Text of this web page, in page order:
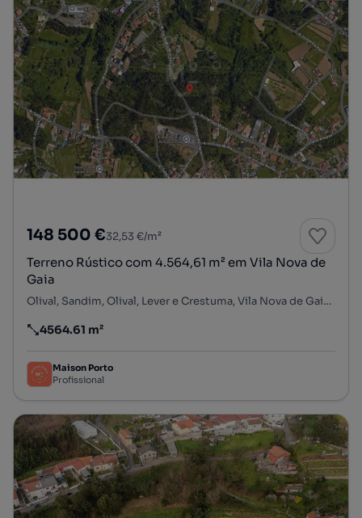
148 500 €32,53 €/m²
Terreno Rústico com 4.564,61 m² em Vila Nova de
Gaia
Olival, Sandim, Olival, Lever e Crestuma, Vila Nova de Gaia, Porto
Preço por metro quadrado
4564.61 m²
Maison Porto
Profissional